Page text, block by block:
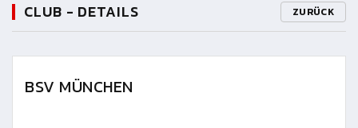
CLUB - DETAILS ZURÜCK
BSV MÜNCHEN